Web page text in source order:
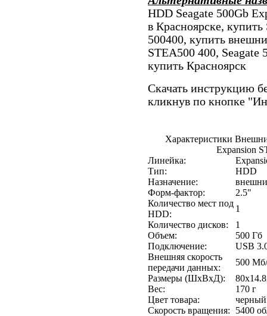
HDD Seagate 500Gb
в Красноярске,
500400, купить
STEA500 400, Seagate
купить Красноярск
Скачать инструкцию
кликнув по кнопке
Характеристики
Expansion
Линейка:
Тип:
HDD
Назначение:
Форм-фактор:
2.5"
Количество мест под
HDD:
1
Количество дисков:
1
Объем:
500 Гб
Подключение:
USB
Внешняя скорость
передачи данных:
500
Размеры (ШхВхД):
Вес:
170 г
Цвет товара:
черный
Скорость вращения:
5400